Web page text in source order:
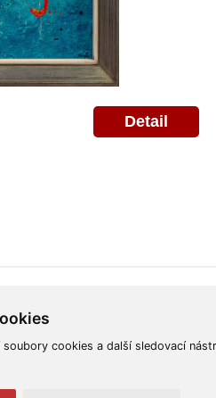
cookies a další sledovací
Detail